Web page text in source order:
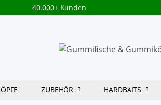
40.000+ Kunden
ZUBEHÖR HARDBAITS